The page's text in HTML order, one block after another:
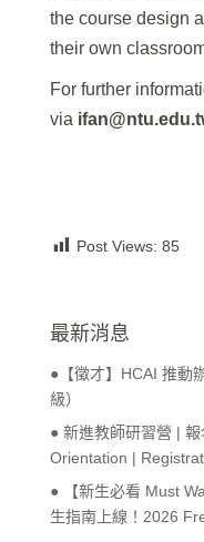
the course design
their own
For further
via
Post Views: 85
最新消息
●【徵才】HCAI 推動
級）
● 新進教師研習營 |
Orientation |
● 【新生必看 Must
生指南上線！2026